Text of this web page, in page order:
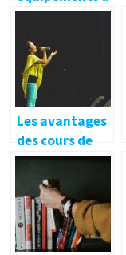
domicile
Les avantages
des cours de
chant
professionnels